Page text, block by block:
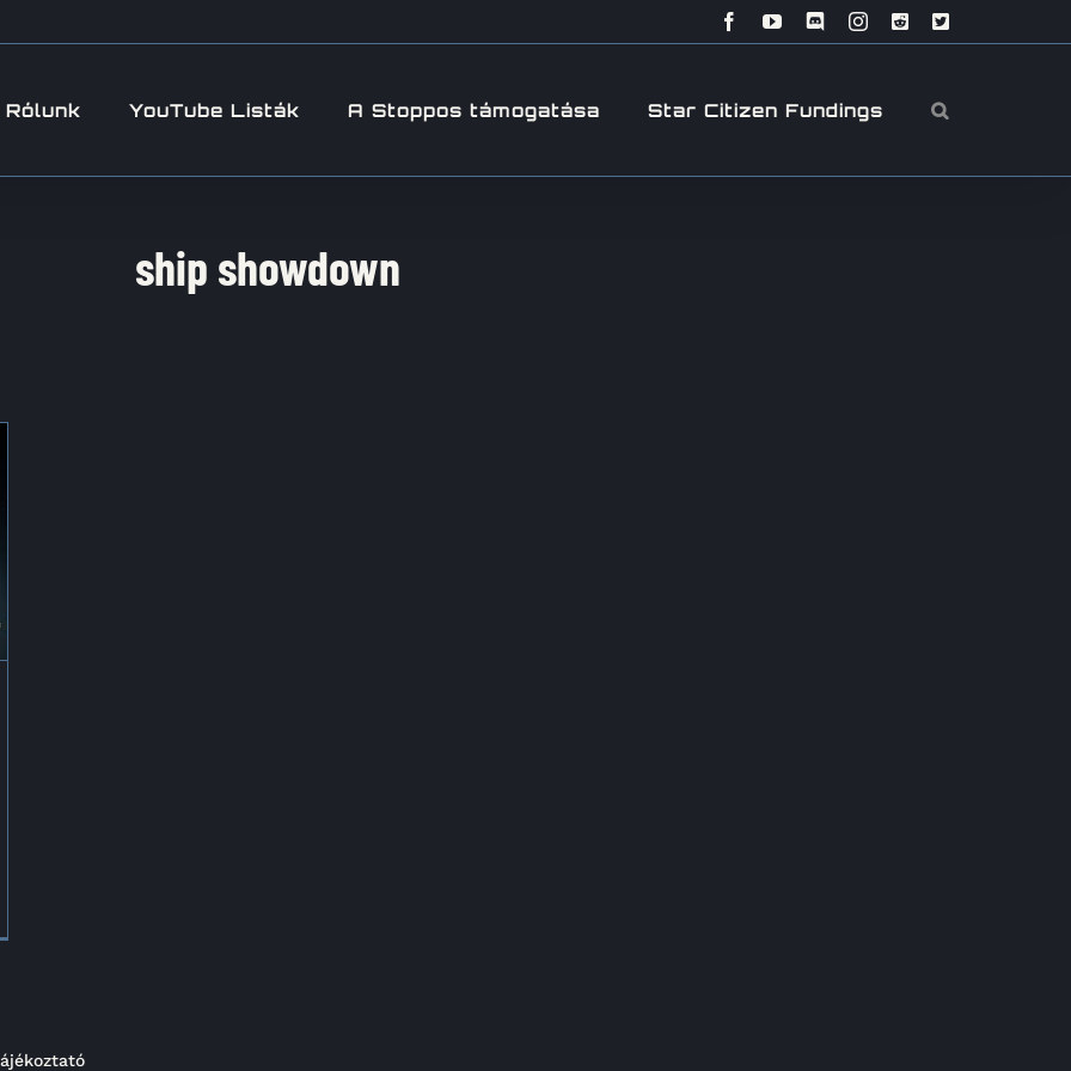
FacebookYouTubeDiscordInstagram
RedditX
Rólunk YouTube Listák A Stoppos támogatása Star Citizen Fundings
ship showdown